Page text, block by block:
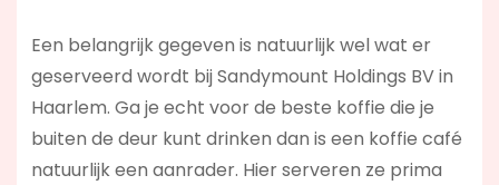
Een belangrijk gegeven is natuurlijk wel wat er
geserveerd wordt bij Sandymount Holdings BV in
Haarlem. Ga je echt voor de beste koffie die je
buiten de deur kunt drinken dan is een koffie café
natuurlijk een aanrader. Hier serveren ze prima